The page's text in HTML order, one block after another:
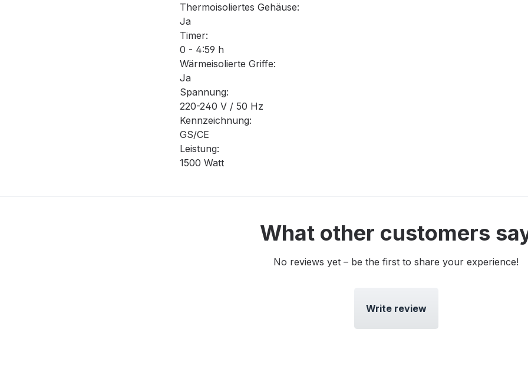
Thermoisoliertes Gehäuse:
Ja
Timer:
0 - 4:59 h
Wärmeisolierte Griffe:
Ja
Spannung:
220-240 V / 50 Hz
Kennzeichnung:
GS/CE
Leistung:
1500 Watt
What other customers
No reviews yet – be the first to share your experience!
Write review